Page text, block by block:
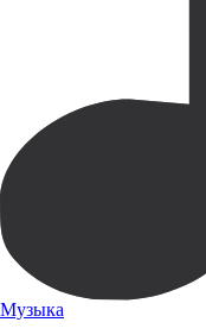
Музыка